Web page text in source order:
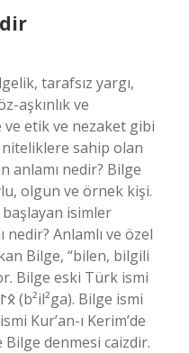
tarafsız yargı,
aşkınlık ve
etik ve nezaket gibi
sahip olan
anlamı nedir? Bilge
olgun ve örnek kişi.
isimler
nedir? Anlamlı ve özel
Bilge, “bilen, bilgili
Bilge eski Türk ismi
Kur’an-ı Kerim’de
denmesi caizdir.